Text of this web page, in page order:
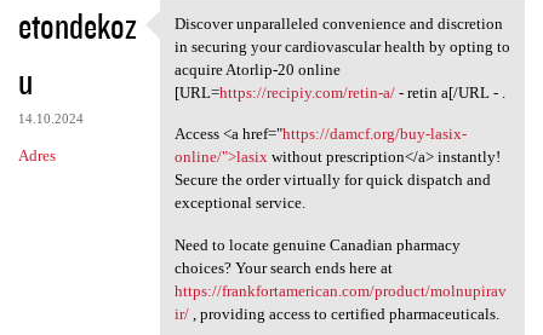
etondekoz
u
14.10.2024
Adres
Discover unparalleled
Discover unparalleled convenience and discretion
in securing your cardiovascular health by opting to
acquire Atorlip-20 online
[URL=https://recipiy.com/retin-a/- retin a[/URL - .
Access <a href="https://damcf.org/buy-lasix-
online/">lasixwithout prescription</a> instantly!
Secure the order virtually for quick dispatch and
exceptional service.
Need to locate genuine Canadian pharmacy
choices? Your search ends here at
https://frankfortamerican.com/product/molnupirav
ir/, providing access to certified pharmaceuticals.